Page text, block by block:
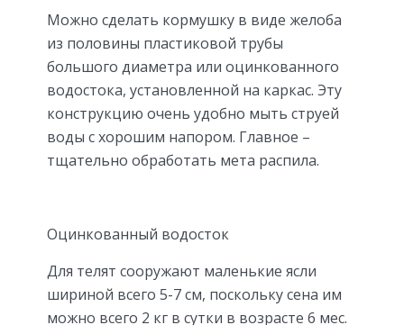
Можно сделать кормушку в виде желоба
из половины пластиковой трубы
большого диаметра или оцинкованного
водостока, установленной на каркас. Эту
конструкцию очень удобно мыть струей
воды с хорошим напором. Главное –
тщательно обработать мета распила.
Оцинкованный водосток
Для телят сооружают маленькие ясли
шириной всего 5-7 см, поскольку сена им
можно всего 2 кг в сутки в возрасте 6 мес.